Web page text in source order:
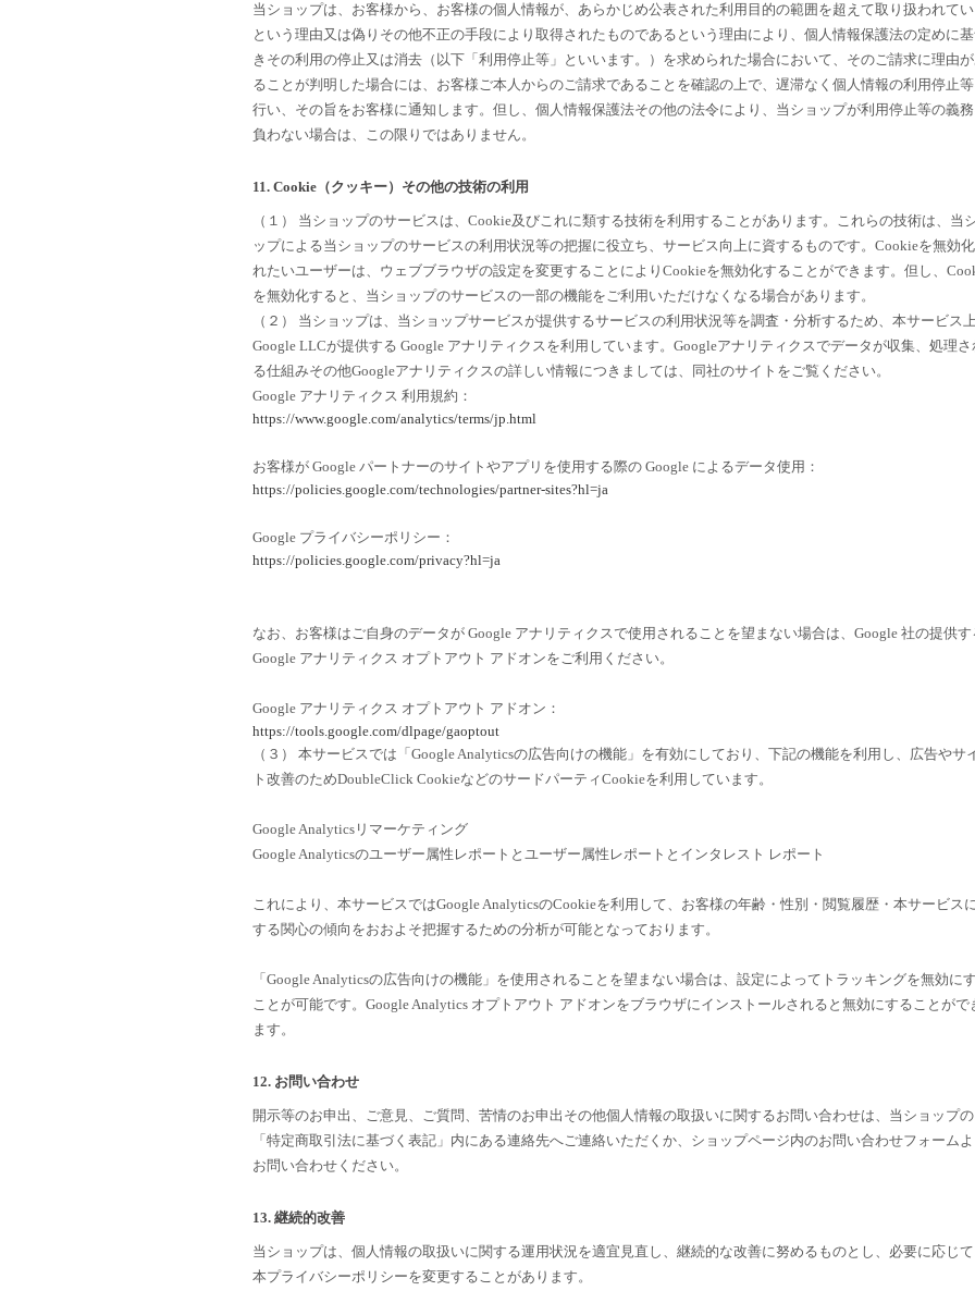
当ショップは、お客様から、お客様の個人情報が、あらかじめ公表された利用目的の範囲を超えて取り扱われて
という理由又は偽りその他不正の手段により取得されたものであるという理由により、個人情報保護法の定めに
きその利用の停止又は消去（以下「利用停止等」といいます。）を求められた場合において、そのご請求に理由
ることが判明した場合には、お客様ご本人からのご請求であることを確認の上で、遅滞なく個人情報の利用停止
行い、その旨をお客様に通知します。但し、個人情報保護法その他の法令により、当ショップが利用停止等の義
負わない場合は、この限りではありません。
11. Cookie（クッキー）その他の技術の利用
（１） 当ショップのサービスは、Cookie及びこれに類する技術を利用することがあります。これらの技術は、当
ップによる当ショップのサービスの利用状況等の把握に役立ち、サービス向上に資するものです。Cookieを無効化
れたいユーザーは、ウェブブラウザの設定を変更することによりCookieを無効化することができます。但し、
を無効化すると、当ショップのサービスの一部の機能をご利用いただけなくなる場合があります。
（２） 当ショップは、当ショップサービスが提供するサービスの利用状況等を調査・分析するため、本サービス
Google LLCが提供する Google アナリティクスを利用しています。Googleアナリティクスでデータが収集、処理さ
る仕組みその他Googleアナリティクスの詳しい情報につきましては、同社のサイトをご覧ください。
Google アナリティクス 利用規約：
https://www.google.com/analytics/terms/jp.html
お客様が Google パートナーのサイトやアプリを使用する際の Google によるデータ使用：
https://policies.google.com/technologies/partner-sites?hl=ja
Google プライバシーポリシー：
https://policies.google.com/privacy?hl=ja
なお、お客様はご自身のデータが Google アナリティクスで使用されることを望まない場合は、Google 社の提供す
Google アナリティクス オプトアウト アドオンをご利用ください。
Google アナリティクス オプトアウト アドオン：
https://tools.google.com/dlpage/gaoptout
（３） 本サービスでは「Google Analyticsの広告向けの機能」を有効にしており、下記の機能を利用し、広告やサ
ト改善のためDoubleClick CookieなどのサードパーティCookieを利用しています。
Google Analyticsリマーケティング
Google Analyticsのユーザー属性レポートとユーザー属性レポートとインタレスト レポート
これにより、本サービスではGoogle AnalyticsのCookieを利用して、お客様の年齢・性別・閲覧履歴・本サービス
する関心の傾向をおおよそ把握するための分析が可能となっております。
「Google Analyticsの広告向けの機能」を使用されることを望まない場合は、設定によってトラッキングを無効に
ことが可能です。Google Analytics オプトアウト アドオンをブラウザにインストールされると無効にすることがで
ます。
12. お問い合わせ
開示等のお申出、ご意見、ご質問、苦情のお申出その他個人情報の取扱いに関するお問い合わせは、当ショップの
「特定商取引法に基づく表記」内にある連絡先へご連絡いただくか、ショップページ内のお問い合わせフォームよ
お問い合わせください。
13. 継続的改善
当ショップは、個人情報の取扱いに関する運用状況を適宜見直し、継続的な改善に努めるものとし、必要に応じて
本プライバシーポリシーを変更することがあります。